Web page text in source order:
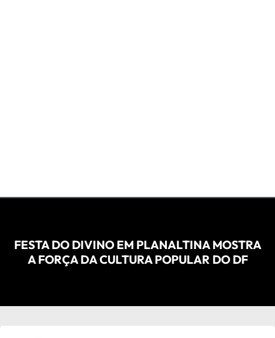
FESTA DO DIVINO EM PLANALTINA MOSTRA
A FORÇA DA CULTURA POPULAR DO DF